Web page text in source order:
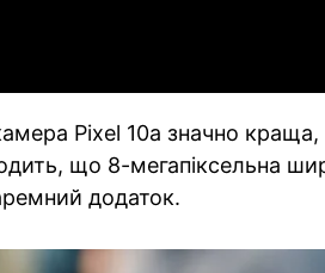
Pixel 10a значно
що 8-мегапіксельна
додаток.